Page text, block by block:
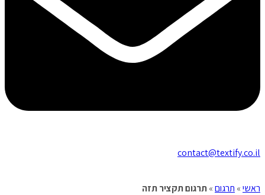
contact@textify.co.il
ראשי» תרגום»תרגום תקציר תזה